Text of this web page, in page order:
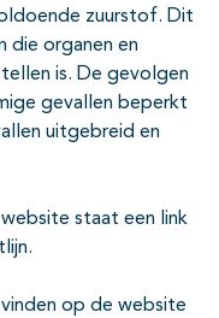
zuurstof. Dit
die organen en
is. De gevolgen
gevallen beperkt
uitgebreid en
staat een link
op de website